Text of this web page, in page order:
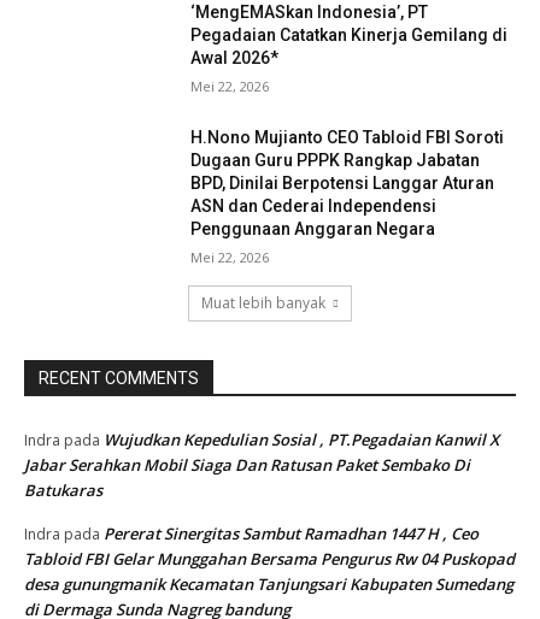
‘MengEMASkan Indonesia’, PT
Pegadaian Catatkan Kinerja Gemilang di
Awal 2026*
Mei 22, 2026
H.Nono Mujianto CEO Tabloid FBI Soroti
Dugaan Guru PPPK Rangkap Jabatan
BPD, Dinilai Berpotensi Langgar Aturan
ASN dan Cederai Independensi
Penggunaan Anggaran Negara
Mei 22, 2026
Muat lebih banyak
RECENT COMMENTS
Indra pada Wujudkan Kepedulian Sosial , PT.Pegadaian Kanwil X
Jabar Serahkan Mobil Siaga Dan Ratusan Paket Sembako Di
Batukaras
Indra pada Pererat Sinergitas Sambut Ramadhan 1447 H , Ceo
Tabloid FBI Gelar Munggahan Bersama Pengurus Rw 04 Puskopad
desa gunungmanik Kecamatan Tanjungsari Kabupaten Sumedang
di Dermaga Sunda Nagreg bandung